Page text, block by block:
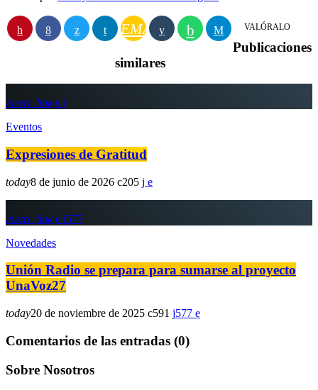
EMAIL VALÓRALO
Publicaciones
similares
insert_link
Eventos
Expresiones de Gratitud
today8 de junio de 2026 205
insert_link
577
Novedades
Unión Radio se prepara para sumarse al proyecto
UnaVoz27
today20 de noviembre de 2025 591 577
Comentarios de las entradas (0)
Sobre Nosotros